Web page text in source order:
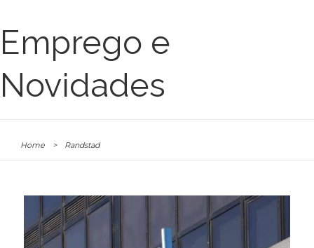
Emprego e
Novidades
Home > Randstad